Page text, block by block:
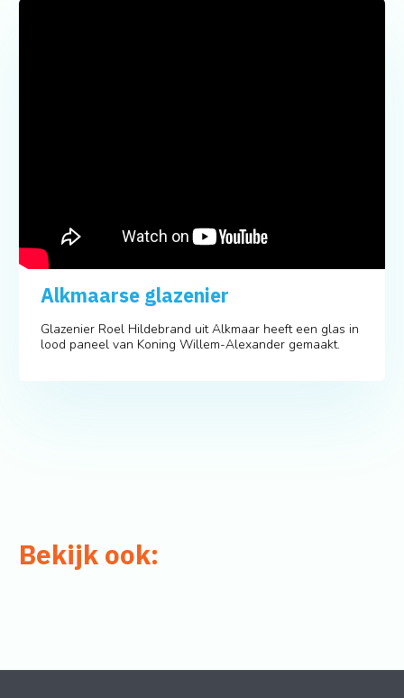
Alkmaarse glazenier
Glazenier Roel Hildebrand uit Alkmaar heeft een glas in
lood paneel van Koning Willem-Alexander gemaakt.
Bekijk ook: